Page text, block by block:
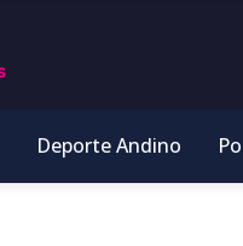
Deporte Andino